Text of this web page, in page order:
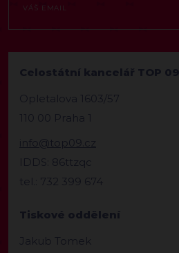
Celostátní kancelář TOP 09
Opletalova 1603/57
110 00 Praha 1
info@top09.cz
IDDS: 86ttzqc
tel.: 732 399 674
Tiskové oddělení
Jakub Tomek